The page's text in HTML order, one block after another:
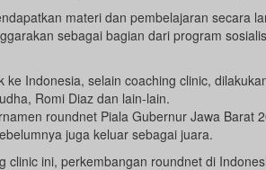
materi dan pembelajaran secara
sebagai bagian dari program
Indonesia, selain coaching clinic,
Romi Diaz dan lain-lain.
roundnet Piala Gubernur Jawa
juga keluar sebagai juara.
ini, perkembangan roundnet di